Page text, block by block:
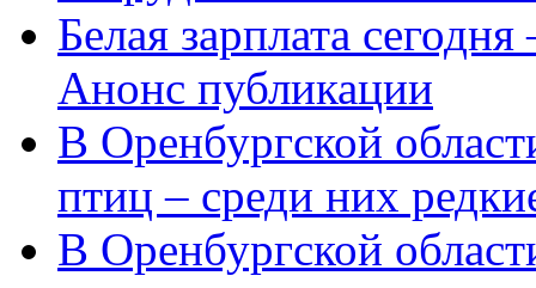
Белая зарплата
Анонс публикации
В Оренбургской
птиц – среди них
В Оренбургской